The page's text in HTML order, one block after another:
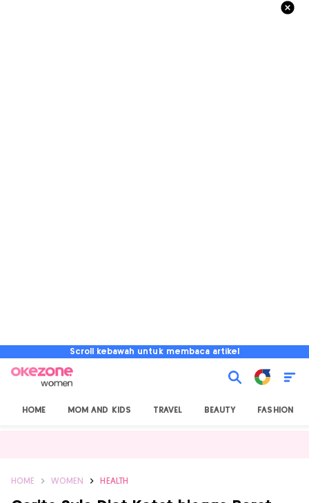
Scroll kebawah untuk membaca artikel
HOME MOM AND KIDS TRAVEL BEAUTY FASHION
HOME WOMEN HEALTH